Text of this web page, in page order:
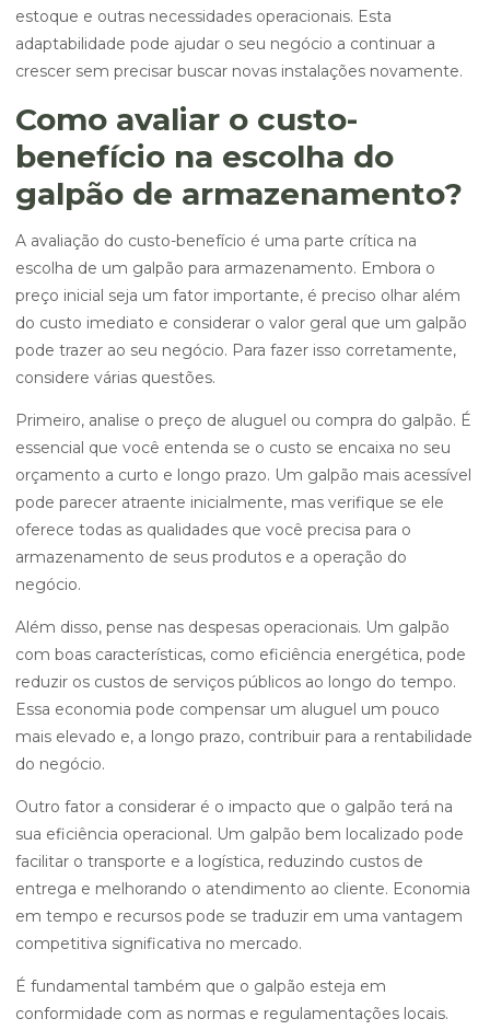
estoque e outras necessidades operacionais. Esta
adaptabilidade pode ajudar o seu negócio a continuar a
crescer sem precisar buscar novas instalações novamente.
Como avaliar o custo-
benefício na escolha do
galpão de armazenamento?
A avaliação do custo-benefício é uma parte crítica na
escolha de um galpão para armazenamento. Embora o
preço inicial seja um fator importante, é preciso olhar além
do custo imediato e considerar o valor geral que um galpão
pode trazer ao seu negócio. Para fazer isso corretamente,
considere várias questões.
Primeiro, analise o preço de aluguel ou compra do galpão. É
essencial que você entenda se o custo se encaixa no seu
orçamento a curto e longo prazo. Um galpão mais acessível
pode parecer atraente inicialmente, mas verifique se ele
oferece todas as qualidades que você precisa para o
armazenamento de seus produtos e a operação do
negócio.
Além disso, pense nas despesas operacionais. Um galpão
com boas características, como eficiência energética, pode
reduzir os custos de serviços públicos ao longo do tempo.
Essa economia pode compensar um aluguel um pouco
mais elevado e, a longo prazo, contribuir para a rentabilidade
do negócio.
Outro fator a considerar é o impacto que o galpão terá na
sua eficiência operacional. Um galpão bem localizado pode
facilitar o transporte e a logística, reduzindo custos de
entrega e melhorando o atendimento ao cliente. Economia
em tempo e recursos pode se traduzir em uma vantagem
competitiva significativa no mercado.
É fundamental também que o galpão esteja em
conformidade com as normas e regulamentações locais.